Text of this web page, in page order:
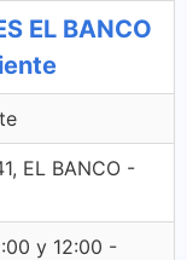
EL BANCO
EL BANCO -
y 12:00 -